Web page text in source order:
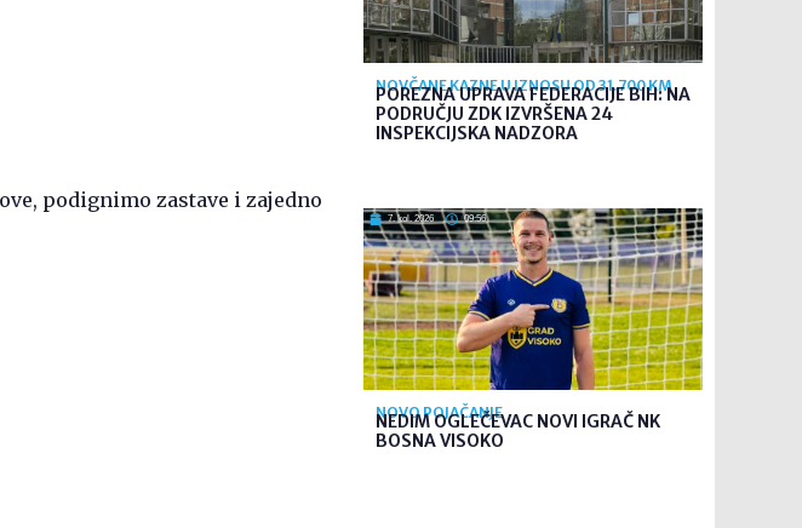
podignimo zastave i zajedno
NOVČANE KAZNE U IZNOSU OD 31.700 KM
POREZNA UPRAVA FEDERACIJE BIH: NA
PODRUČJU ZDK IZVRŠENA 24
INSPEKCIJSKA NADZORA
7. kol. 2026 09:56
NOVO POJAČANJE
NEDIM OGLEČEVAC NOVI IGRAČ NK
BOSNA VISOKO